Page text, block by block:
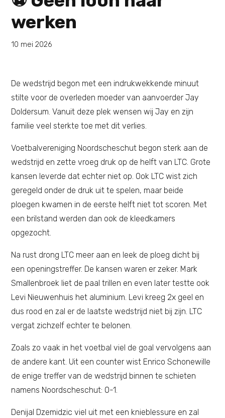
werken
10 mei 2026
De wedstrijd begon met een indrukwekkende minuut
stilte voor de overleden moeder van aanvoerder Jay
Doldersum. Vanuit deze plek wensen wij Jay en zijn
familie veel sterkte toe met dit verlies.
Voetbalvereniging Noordscheschut begon sterk aan de
wedstrijd en zette vroeg druk op de helft van LTC. Grote
kansen leverde dat echter niet op. Ook LTC wist zich
geregeld onder de druk uit te spelen, maar beide
ploegen kwamen in de eerste helft niet tot scoren. Met
een brilstand werden dan ook de kleedkamers
opgezocht.
Na rust drong LTC meer aan en leek de ploeg dicht bij
een openingstreffer. De kansen waren er zeker. Mark
Smallenbroek liet de paal trillen en even later testte ook
Levi Nieuwenhuis het aluminium. Levi kreeg 2x geel en
dus rood en zal er de laatste wedstrijd niet bij zijn. LTC
vergat zichzelf echter te belonen.
Zoals zo vaak in het voetbal viel de goal vervolgens aan
de andere kant. Uit een counter wist Enrico Schonewille
de enige treffer van de wedstrijd binnen te schieten
namens Noordscheschut: 0-1.
Denijal Dzemidzic viel uit met een knieblessure en zal